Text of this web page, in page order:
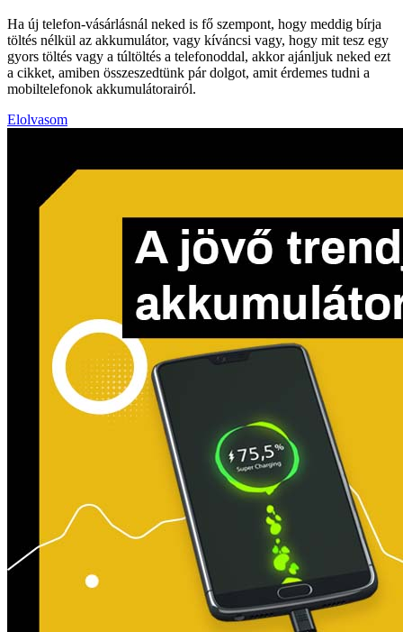
Ha új telefon-vásárlásnál neked is fő szempont, hogy meddig bírja
töltés nélkül az akkumulátor, vagy kíváncsi vagy, hogy mit tesz egy
gyors töltés vagy a túltöltés a telefonoddal, akkor ajánljuk neked ezt
a cikket, amiben összeszedtünk pár dolgot, amit érdemes tudni a
mobiltelefonok akkumulátorairól.
Elolvasom